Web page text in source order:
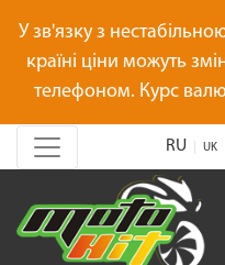
У зв'язку з
країні ціни можуть
телефоном. Курс
RU UK